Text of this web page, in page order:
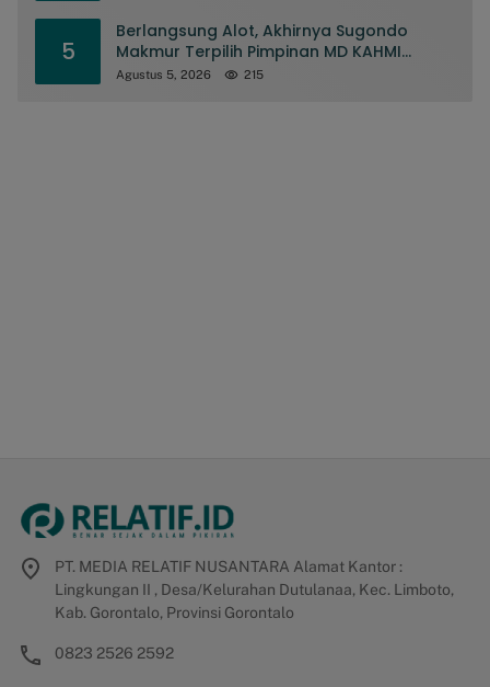
5
Berlangsung Alot, Akhirnya Sugondo
Makmur Terpilih Pimpinan MD KAHMI
Kabupaten Gorontalo
Agustus 5, 2026 215
PT. MEDIA RELATIF NUSANTARA Alamat Kantor :
Lingkungan II , Desa/Kelurahan Dutulanaa, Kec. Limboto,
Kab. Gorontalo, Provinsi Gorontalo
0823 2526 2592